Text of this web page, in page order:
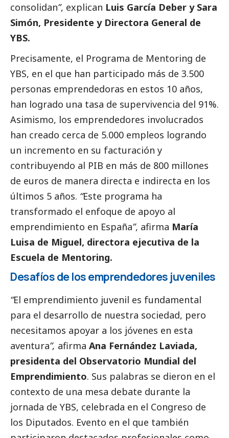
consolidan”, explican Luis García Deber y Sara
Simón, Presidente y Directora General de
YBS.
Precisamente, el Programa de Mentoring de
YBS, en el que han participado más de 3.500
personas emprendedoras en estos 10 años,
han logrado una tasa de supervivencia del 91%.
Asimismo, los emprendedores involucrados
han creado cerca de 5.000 empleos logrando
un incremento en su facturación y
contribuyendo al PIB en más de 800 millones
de euros de manera directa e indirecta en los
últimos 5 años. “Este programa ha
transformado el enfoque de apoyo al
emprendimiento en España”, afirma María
Luisa de Miguel, directora ejecutiva de la
Escuela de Mentoring.
Desafíos de los emprendedores juveniles
“El emprendimiento juvenil es fundamental
para el desarrollo de nuestra sociedad, pero
necesitamos apoyar a los jóvenes en esta
aventura”, afirma Ana Fernández Laviada,
presidenta del Observatorio Mundial del
Emprendimiento. Sus palabras se dieron en el
contexto de una mesa debate durante la
jornada de YBS, celebrada en el Congreso de
los Diputados. Evento en el que también